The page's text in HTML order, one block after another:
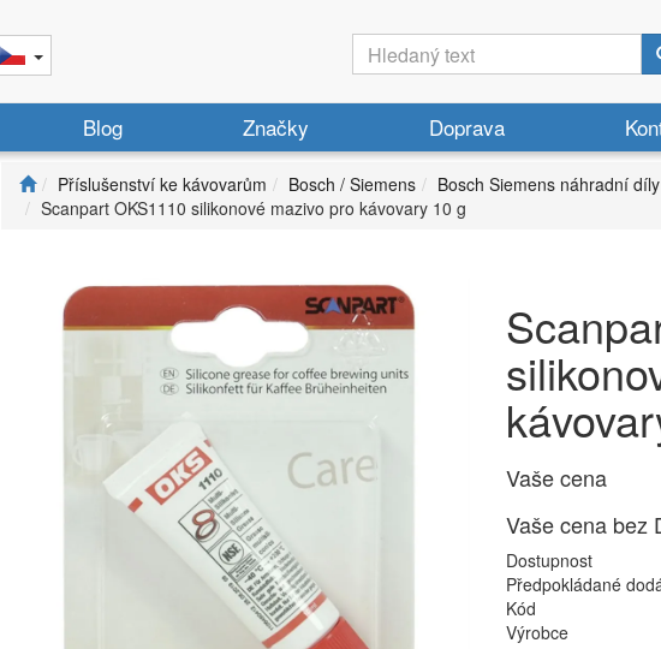
Blog Značky Doprava
Příslušenství ke kávovarům Bosch / Siemens Bosch Siemens náhradní díly
Scanpart OKS1110 silikonové mazivo pro kávovary 10 g
Vaše cena
Vaše cena bez
Dostupnost
Předpokládané
Kód
Výrobce